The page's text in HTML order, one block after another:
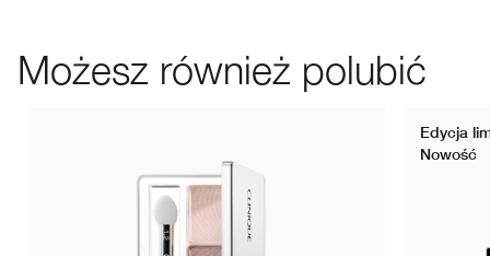
Możesz również polubić
Edycja
Nowość